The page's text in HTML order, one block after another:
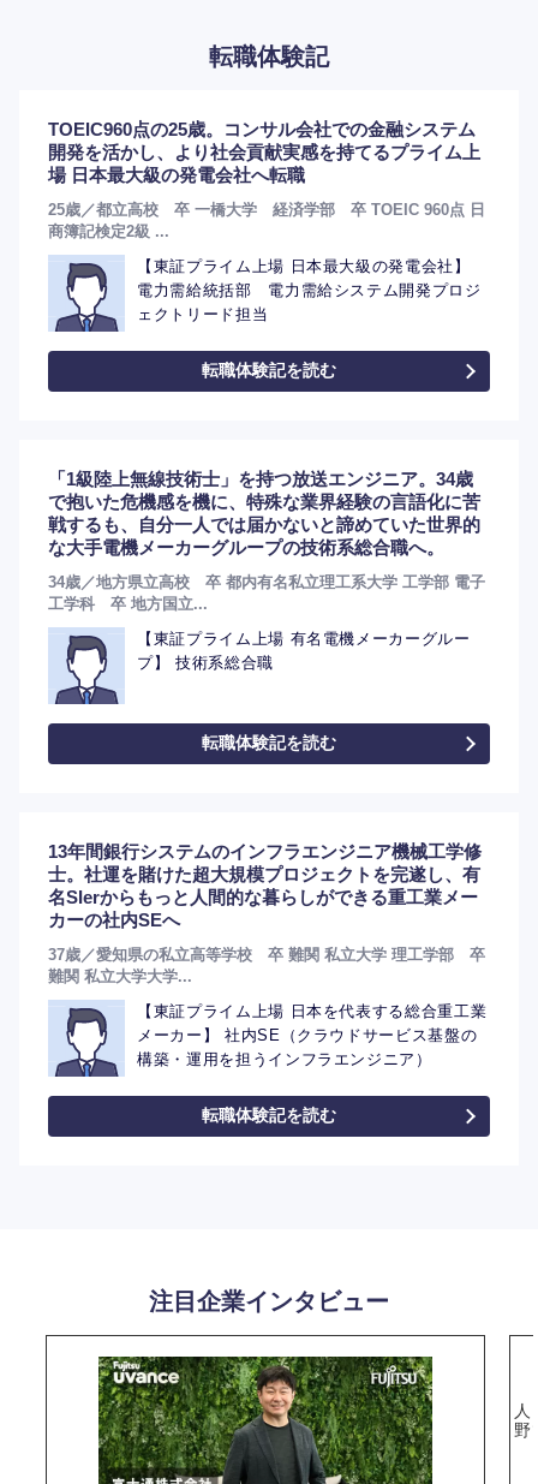
選択する
転職体験記
TOEIC960点の25歳。コンサル会社での金融システム
開発を活かし、より社会貢献実感を持てるプライム上
場 日本最大級の発電会社へ転職
25歳／都立高校 卒 一橋大学 経済学部 卒 TOEIC 960点 日
商簿記検定2級 ...
【東証プライム上場 日本最大級の発電会社】
電力需給統括部 電力需給システム開発プロジ
ェクトリード担当
転職体験記を読む
「1級陸上無線技術士」を持つ放送エンジニア。34歳
で抱いた危機感を機に、特殊な業界経験の言語化に苦
戦するも、自分一人では届かないと諦めていた世界的
な大手電機メーカーグループの技術系総合職へ。
34歳／地方県立高校 卒 都内有名私立理工系大学 工学部 電子
工学科 卒 地方国立...
【東証プライム上場 有名電機メーカーグルー
プ】 技術系総合職
転職体験記を読む
13年間銀行システムのインフラエンジニア機械工学修
士。社運を賭けた超大規模プロジェクトを完遂し、有
名SIerからもっと人間的な暮らしができる重工業メー
カーの社内SEへ
37歳／愛知県の私立高等学校 卒 難関 私立大学 理工学部 卒
難関 私立大学大学...
【東証プライム上場 日本を代表する総合重工業
メーカー】 社内SE（クラウドサービス基盤の
構築・運用を担うインフラエンジニア）
転職体験記を読む
注目企業インタビュー
人
野